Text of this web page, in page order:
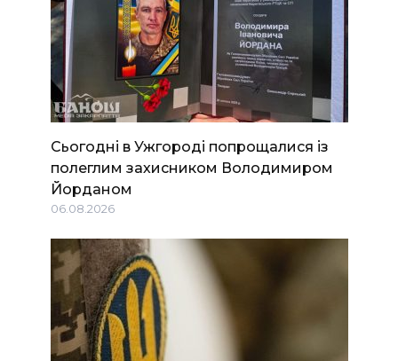
Сьогодні в Ужгороді попрощалися із
полеглим захисником Володимиром
Йорданом
06.08.2026